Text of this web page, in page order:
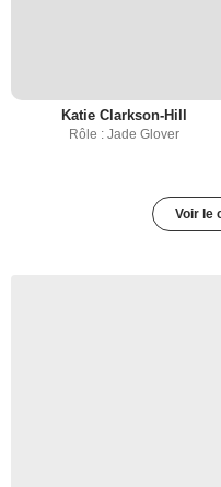
Katie Clarkson-Hill
Rôle : Jade Glover
Voir le